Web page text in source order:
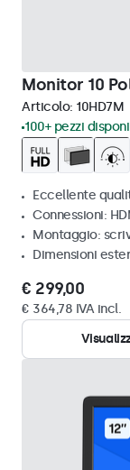
Monitor 10
Articolo: 10HD7M
100+ pezzi
Eccellente
Connessioni:
Montaggio:
Dimensioni
€ 299,00
€ 364,78 IVA incl.